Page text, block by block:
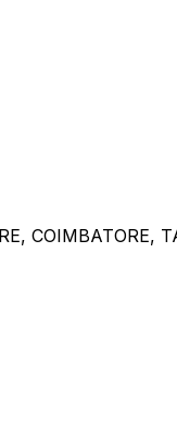
COIMBATORE,